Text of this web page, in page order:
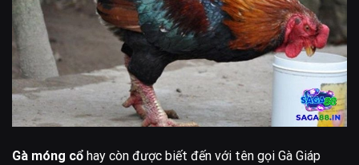
Gà móng cổ hay còn được biết đến với tên gọi Gà Giáp